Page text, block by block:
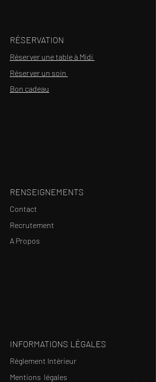
RÉSERVATION
Réserver une table à Midi
Réserver un soin
Bon cadeau
RENSEIGNEMENTS
Contact
Recrutement
A Propos
INFORMATIONS LÉGALES
Réglement Intérieur
Mentions légales